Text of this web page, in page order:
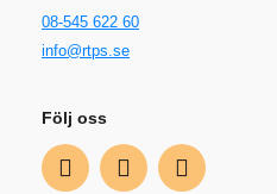
08-545 622 60
info@rtps.se
Följ oss